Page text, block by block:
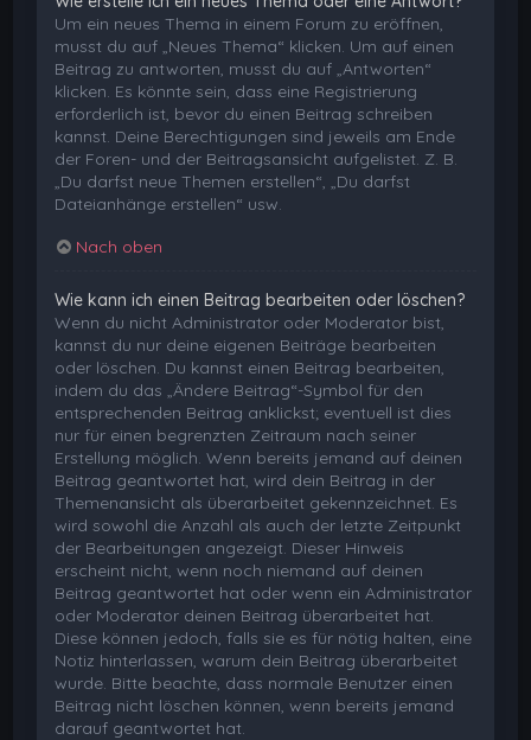
Um ein neues Thema in einem Forum zu eröffnen,
musst du auf „Neues Thema“ klicken. Um auf einen
Beitrag zu antworten, musst du auf „Antworten“
klicken. Es könnte sein, dass eine Registrierung
erforderlich ist, bevor du einen Beitrag schreiben
kannst. Deine Berechtigungen sind jeweils am Ende
der Foren- und der Beitragsansicht aufgelistet. Z. B.
„Du darfst neue Themen erstellen“, „Du darfst
Dateianhänge erstellen“ usw.
Nach oben
Wie kann ich einen Beitrag bearbeiten oder löschen?
Wenn du nicht Administrator oder Moderator bist,
kannst du nur deine eigenen Beiträge bearbeiten
oder löschen. Du kannst einen Beitrag bearbeiten,
indem du das „Ändere Beitrag“-Symbol für den
entsprechenden Beitrag anklickst; eventuell ist dies
nur für einen begrenzten Zeitraum nach seiner
Erstellung möglich. Wenn bereits jemand auf deinen
Beitrag geantwortet hat, wird dein Beitrag in der
Themenansicht als überarbeitet gekennzeichnet. Es
wird sowohl die Anzahl als auch der letzte Zeitpunkt
der Bearbeitungen angezeigt. Dieser Hinweis
erscheint nicht, wenn noch niemand auf deinen
Beitrag geantwortet hat oder wenn ein Administrator
oder Moderator deinen Beitrag überarbeitet hat.
Diese können jedoch, falls sie es für nötig halten, eine
Notiz hinterlassen, warum dein Beitrag überarbeitet
wurde. Bitte beachte, dass normale Benutzer einen
Beitrag nicht löschen können, wenn bereits jemand
darauf geantwortet hat.